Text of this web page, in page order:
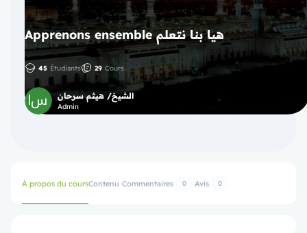
Apprenons ensemble هيا بنا نتعلم
45 Étudiants 29 Cours
الشيخ/ هيثم سرحان
Admin
À propos du coursContenu Commentaires 0 Avis 0